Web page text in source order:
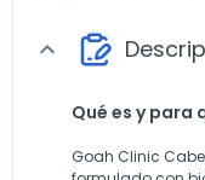
expand_more
Qué es y para
Goah Clinic